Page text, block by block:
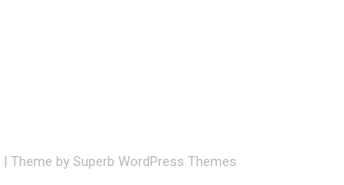
| Theme by Superb WordPress Themes